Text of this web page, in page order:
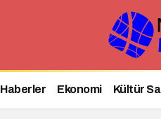
Haberler Ekonomi Kültür